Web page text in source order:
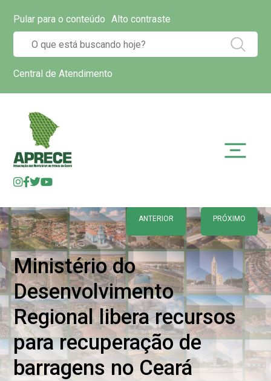
Pular para o conteúdo Alto contraste
Central de Atendimento
ANTERIOR PRÓXIMO
Ministério do
Desenvolvimento
Regional libera recursos
para recuperação de
barragens no Ceará